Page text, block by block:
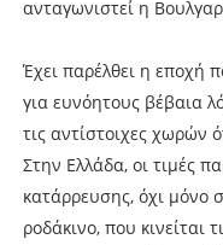
ανταγωνιστεί η
Έχει παρέλθει η εποχή
για ευνόητους βέβαια
τις αντίστοιχες χωρών
Στην Ελλάδα, οι τιμές
κατάρρευσης, όχι μόνο
ροδάκινο, που κινείται